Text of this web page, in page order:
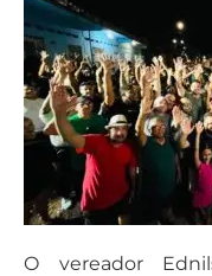
O vereador